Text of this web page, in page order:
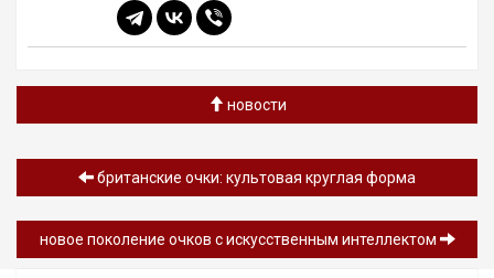
новости
британские очки: культовая круглая форма
новое поколение очков с искусственным интеллектом